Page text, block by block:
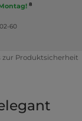
8
60
zur Produktsicherheit